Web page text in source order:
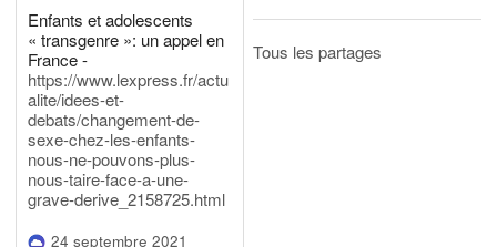
Enfants et adolescents
« transgenre »: un appel en
France -
https://www.lexpress.fr/actu
alite/idees-et-
debats/changement-de-
sexe-chez-les-enfants-
nous-ne-pouvons-plus-
nous-taire-face-a-une-
grave-derive_2158725.html
24 septembre 2021
Tous les partages